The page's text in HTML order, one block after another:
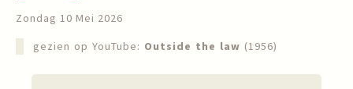
Zondag 10 Mei 2026
gezien op YouTube: Outside the law (1956)